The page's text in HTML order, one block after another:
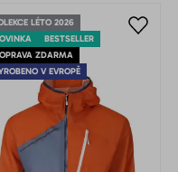
LÉTO 2026
BESTSELLER
ZDARMA
V EVROPĚ